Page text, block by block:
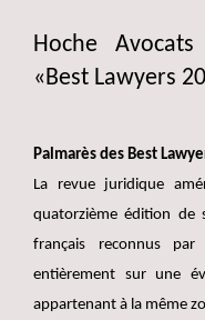
Hoche
«Best Lawyers
Palmarès des Best
La revue juridique
quatorzième édition de
français reconnus
entièrement sur une
appartenant à la même